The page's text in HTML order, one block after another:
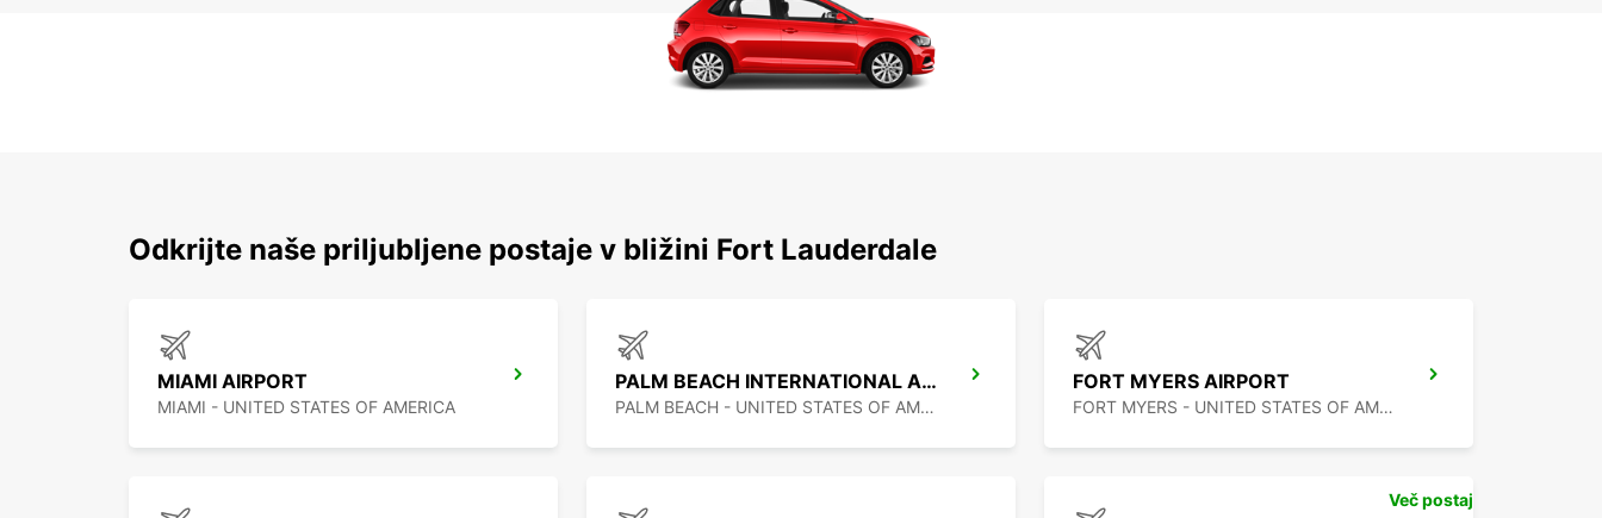
Odkrijte naše priljubljene postaje v bližini Fort Lauderdale
MIAMI AIRPORT
MIAMI - UNITED STATES OF AMERICA
PALM BEACH INTERNATIONAL AIRPORT
PALM BEACH - UNITED STATES OF AMERICA
FORT MYERS AIRPORT
FORT MYERS - UNITED STATES OF AMERICA
Več postaj